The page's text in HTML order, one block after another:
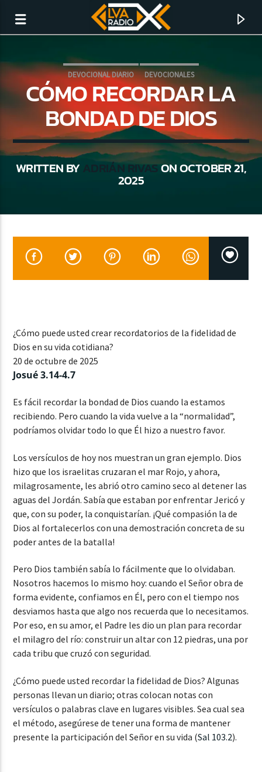
NO TITLES AVAILABLE
CLASSY GENERATION
9:00 AM 10:00 AM
Lva En Vivo
DEVOCIONAL DIARIO DEVOCIONALES
CÓMO RECORDAR LA
BONDAD DE DIOS
WRITTEN BY ADRIÁN RIVASON OCTOBER 21,
2025
¿Cómo puede usted crear recordatorios de la fidelidad de
Dios en su vida cotidiana?
20 de octubre de 2025
Josué 3.14-4.7
Es fácil recordar la bondad de Dios cuando la estamos
recibiendo. Pero cuando la vida vuelve a la “normalidad”,
podríamos olvidar todo lo que Él hizo a nuestro favor.
Los versículos de hoy nos muestran un gran ejemplo. Dios
hizo que los israelitas cruzaran el mar Rojo, y ahora,
milagrosamente, les abrió otro camino seco al detener las
aguas del Jordán. Sabía que estaban por enfrentar Jericó y
que, con su poder, la conquistarían. ¡Qué compasión la de
Dios al fortalecerlos con una demostración concreta de su
poder antes de la batalla!
Pero Dios también sabía lo fácilmente que lo olvidaban.
Nosotros hacemos lo mismo hoy: cuando el Señor obra de
forma evidente, confiamos en Él, pero con el tiempo nos
desviamos hasta que algo nos recuerda que lo necesitamos.
Por eso, en su amor, el Padre les dio un plan para recordar
el milagro del río: construir un altar con 12 piedras, una por
cada tribu que cruzó con seguridad.
¿Cómo puede usted recordar la fidelidad de Dios? Algunas
personas llevan un diario; otras colocan notas con
versículos o palabras clave en lugares visibles. Sea cual sea
el método, asegúrese de tener una forma de mantener
presente la participación del Señor en su vida (Sal 103.2).